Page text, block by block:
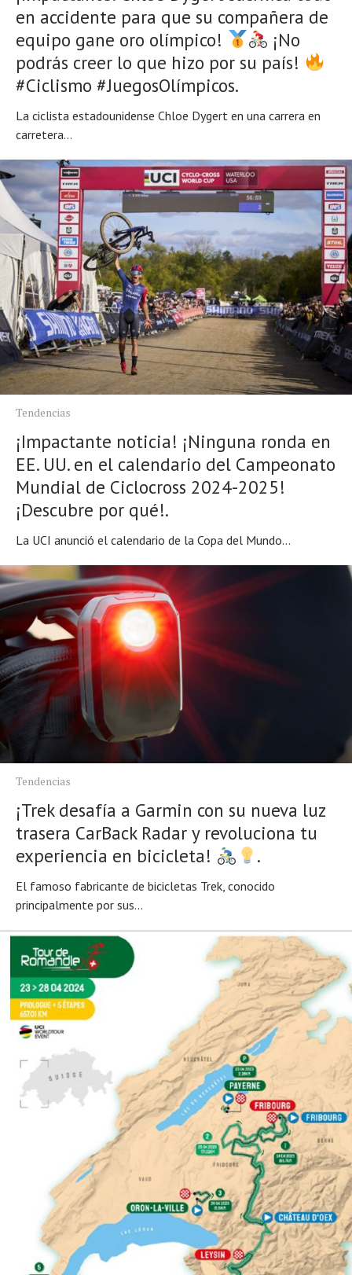
en accidente para que su compañera de
equipo gane oro olímpico!
¡No
podrás creer lo que hizo por su país!
#Ciclismo #JuegosOlímpicos.
La ciclista estadounidense Chloe Dygert en una carrera en
carretera...
Tendencias
¡Impactante noticia! ¡Ninguna ronda en
EE. UU. en el calendario del Campeonato
Mundial de Ciclocross 2024-2025!
¡Descubre por qué!.
La UCI anunció el calendario de la Copa del Mundo...
Tendencias
¡Trek desafía a Garmin con su nueva luz
trasera CarBack Radar y revoluciona tu
experiencia en bicicleta!
.
El famoso fabricante de bicicletas Trek, conocido
principalmente por sus...